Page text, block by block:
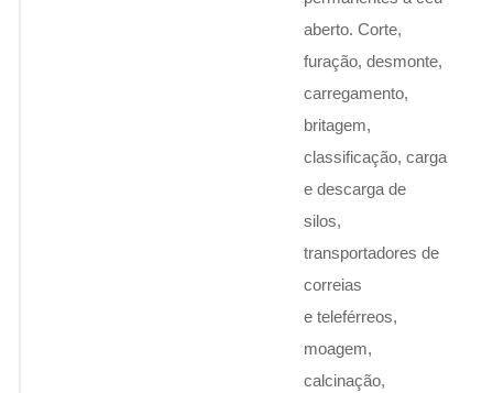
aberto. Corte,
furação, desmonte,
carregamento,
britagem,
classificação, carga
e descarga de
silos,
transportadores de
correias
e teleférreos,
moagem,
calcinação,